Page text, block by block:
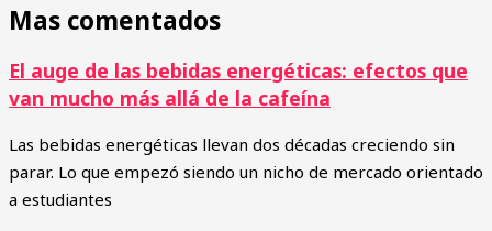
Mas comentados
El auge de las bebidas energéticas: efectos que
van mucho más allá de la cafeína
Las bebidas energéticas llevan dos décadas creciendo sin
parar. Lo que empezó siendo un nicho de mercado orientado
a estudiantes